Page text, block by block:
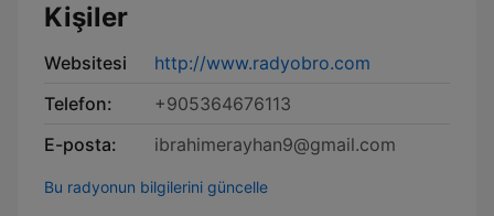
Kişiler
Websitesi
http://www.radyobro.com
Telefon:
+905364676113
E-posta:
ibrahimerayhan9@gmail.com
Bu radyonun bilgilerini güncelle